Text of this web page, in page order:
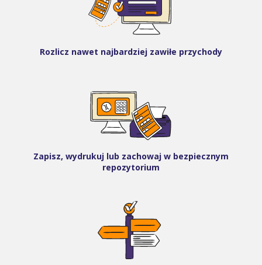
Rozlicz nawet najbardziej zawiłe przychody
Zapisz, wydrukuj lub zachowaj w bezpiecznym
repozytorium